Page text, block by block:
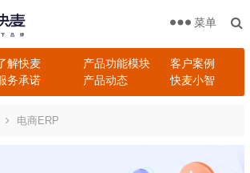
解快麦 产品功能模块
客户案例
务承诺 产品动态 快麦小智
菜单
电商ERP